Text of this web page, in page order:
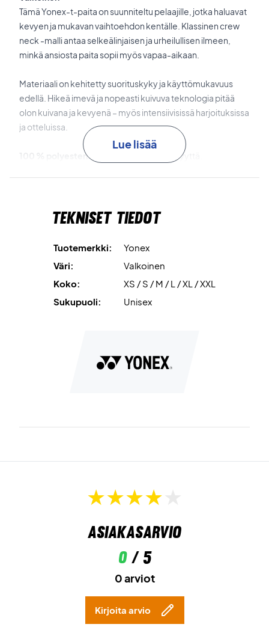
Tämä Yonex-t-paita on suunniteltu pelaajille, jotka haluavat
kevyen ja mukavan vaihtoehdon kentälle. Klassinen crew
neck -malli antaa selkeälinjaisen ja urheilullisen ilmeen,
minkä ansiosta paita sopii myös vapaa-aikaan.
Materiaali on kehitetty suorituskyky ja käyttömukavuus
edellä. Hikeä imevä ja nopeasti kuivuva teknologia pitää
olon kuivana ja kevyenä – myös intensiivisissä harjoituksissa
ja otteluissa.
100 % polyesteriä tuo keveyttä ja kestävyyttä.
käyttömukavuuden liikkeessä.
Klassinen istuvuus antaa ajattoman ja urheilullisen ilmeen.
Pelaa mukavasti – tilaa Yonex Crew Neck T-shirt jo
Lue lisää
Tekniset tiedot
Tuotemerkki:
Yonex
Väri:
Valkoinen
Koko:
XS / S / M / L / XL / XXL
Sukupuoli:
Unisex
Asiakasarvio
0/ 5
0 arviot
Kirjoita arvio